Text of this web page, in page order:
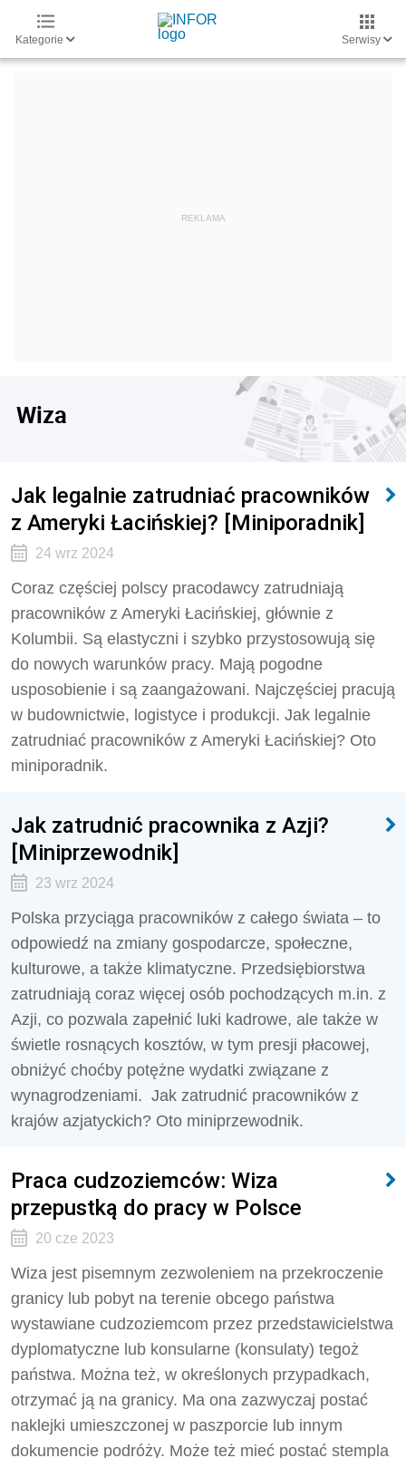
Kategorie Serwisy
Wiza
Jak legalnie zatrudniać pracowników
z Ameryki Łacińskiej? [Miniporadnik]
24 wrz 2024
Coraz częściej polscy pracodawcy zatrudniają
pracowników z Ameryki Łacińskiej, głównie z
Kolumbii. Są elastyczni i szybko przystosowują się
do nowych warunków pracy. Mają pogodne
usposobienie i są zaangażowani. Najczęściej pracują
w budownictwie, logistyce i produkcji. Jak legalnie
zatrudniać pracowników z Ameryki Łacińskiej? Oto
miniporadnik.
Jak zatrudnić pracownika z Azji?
[Miniprzewodnik]
23 wrz 2024
Polska przyciąga pracowników z całego świata – to
odpowiedź na zmiany gospodarcze, społeczne,
kulturowe, a także klimatyczne. Przedsiębiorstwa
zatrudniają coraz więcej osób pochodzących m.in. z
Azji, co pozwala zapełnić luki kadrowe, ale także w
świetle rosnących kosztów, w tym presji płacowej,
obniżyć choćby potężne wydatki związane z
wynagrodzeniami. Jak zatrudnić pracowników z
krajów azjatyckich? Oto miniprzewodnik.
Praca cudzoziemców: Wiza
przepustką do pracy w Polsce
20 cze 2023
Wiza jest pisemnym zezwoleniem na przekroczenie
granicy lub pobyt na terenie obcego państwa
wystawiane cudzoziemcom przez przedstawicielstwa
dyplomatyczne lub konsularne (konsulaty) tegoż
państwa. Można też, w określonych przypadkach,
otrzymać ją na granicy. Ma ona zazwyczaj postać
naklejki umieszczonej w paszporcie lub innym
dokumencie podróży. Może też mieć postać stempla